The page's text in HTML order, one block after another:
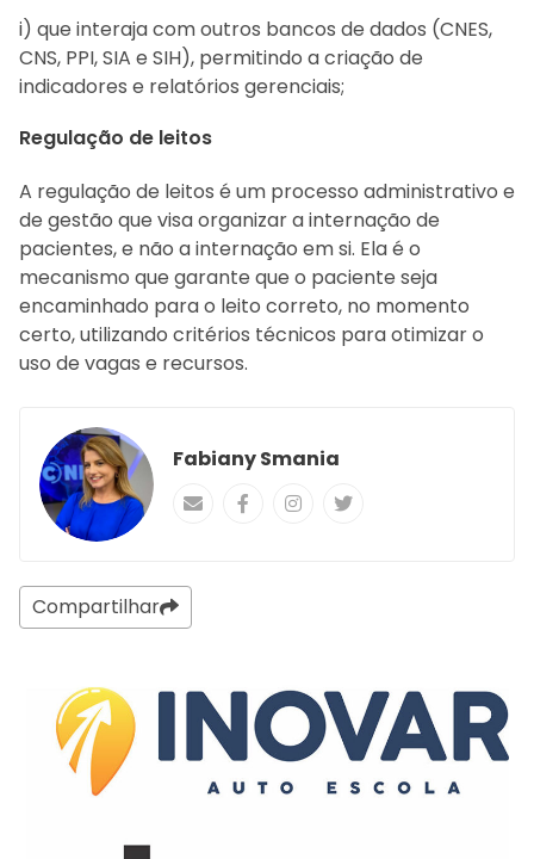
i) que interaja com outros bancos de dados (CNES,
CNS, PPI, SIA e SIH), permitindo a criação de
indicadores e relatórios gerenciais;
Regulação de leitos
A regulação de leitos é um processo administrativo e
de gestão que visa organizar a internação de
pacientes, e não a internação em si. Ela é o
mecanismo que garante que o paciente seja
encaminhado para o leito correto, no momento
certo, utilizando critérios técnicos para otimizar o
uso de vagas e recursos.
Fabiany Smania
Compartilhar